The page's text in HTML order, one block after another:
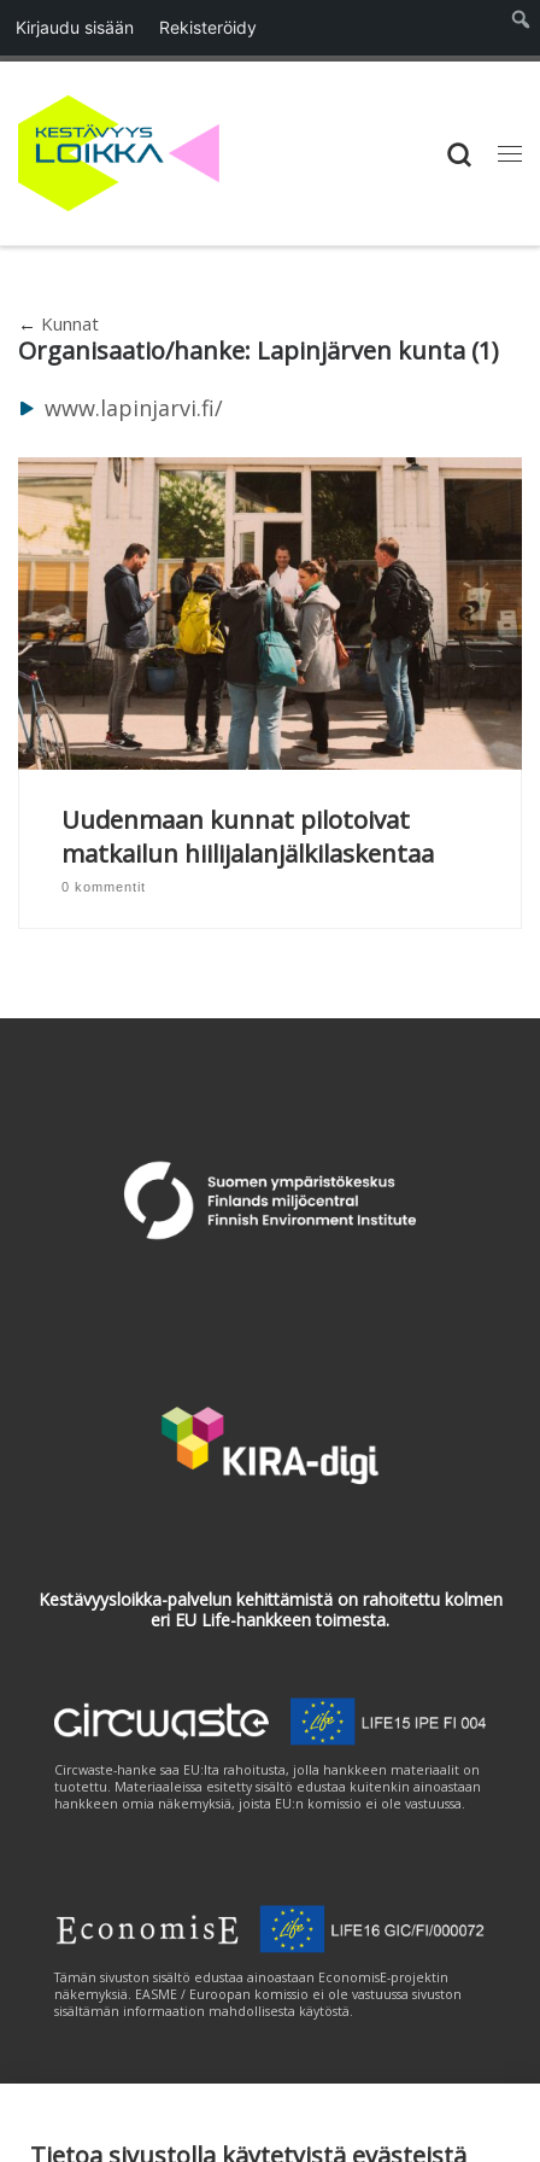
Tietoa sivustolla käytetyistä evästeistä
Kirjaudu sisään Rekisteröidy
Skip to content
← Kunnat
Organisaatio/hanke: Lapinjärven kunta (1)
www.lapinjarvi.fi/
Uudenmaan kunnat pilotoivat
matkailun hiilijalanjälkilaskentaa
0 kommentit
Kestävyysloikka-palvelun kehittämistä on rahoitettu kolmen
eri EU Life-hankkeen toimesta.
Circwaste-hanke saa EU:lta rahoitusta, jolla hankkeen materiaalit on
tuotettu. Materiaaleissa esitetty sisältö edustaa kuitenkin ainoastaan
hankkeen omia näkemyksiä, joista EU:n komissio ei ole vastuussa.
Tämän sivuston sisältö edustaa ainoastaan EconomisE-projektin
näkemyksiä. EASME / Euroopan komissio ei ole vastuussa sivuston
sisältämän informaation mahdollisesta käytöstä.